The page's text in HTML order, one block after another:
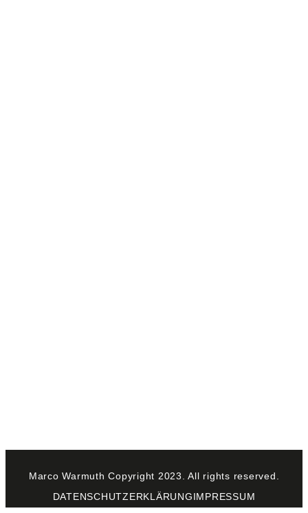
Marco Warmuth Copyright 2023. All rights reserved.
DATENSCHUTZERKLÄRUNGIMPRESSUM